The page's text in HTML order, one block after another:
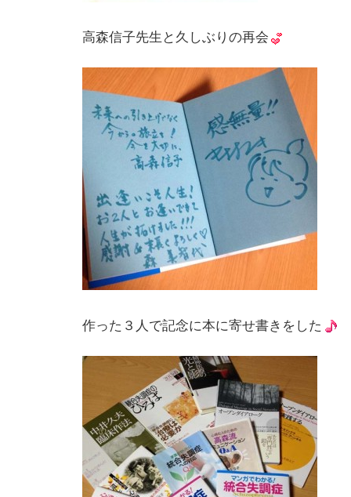
高森信子先生と久しぶりの再会
作った３人で記念に本に寄せ書きをした